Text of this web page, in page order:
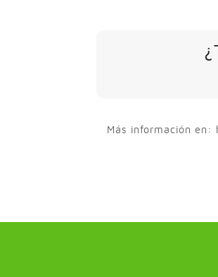
Más información